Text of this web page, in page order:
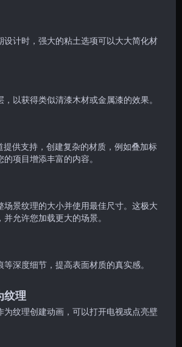
设计时，强大的粘土选项可以大大简化材
以获得类似清漆木材或金属漆的效果。
提供支持，创建复杂的材质，例如叠加标
项目增添丰富的内容。
场景纹理的大小并使用最佳尺寸。这极大
允许您加载更大的场景。
深度细节，提高表面材质的真实感。
纹理
为纹理创建动画，可以打开电视或点亮壁